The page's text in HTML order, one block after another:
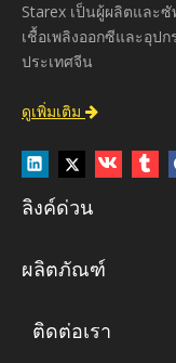
Starex เป็นผู้ผลิตและ
เชื้อเพลิงออกซีและอุป
ประเทศจีน
ดูเพิ่มเติม 
ลิงค์ด่วน
ผลิตภัณฑ์
ติดต่อเรา